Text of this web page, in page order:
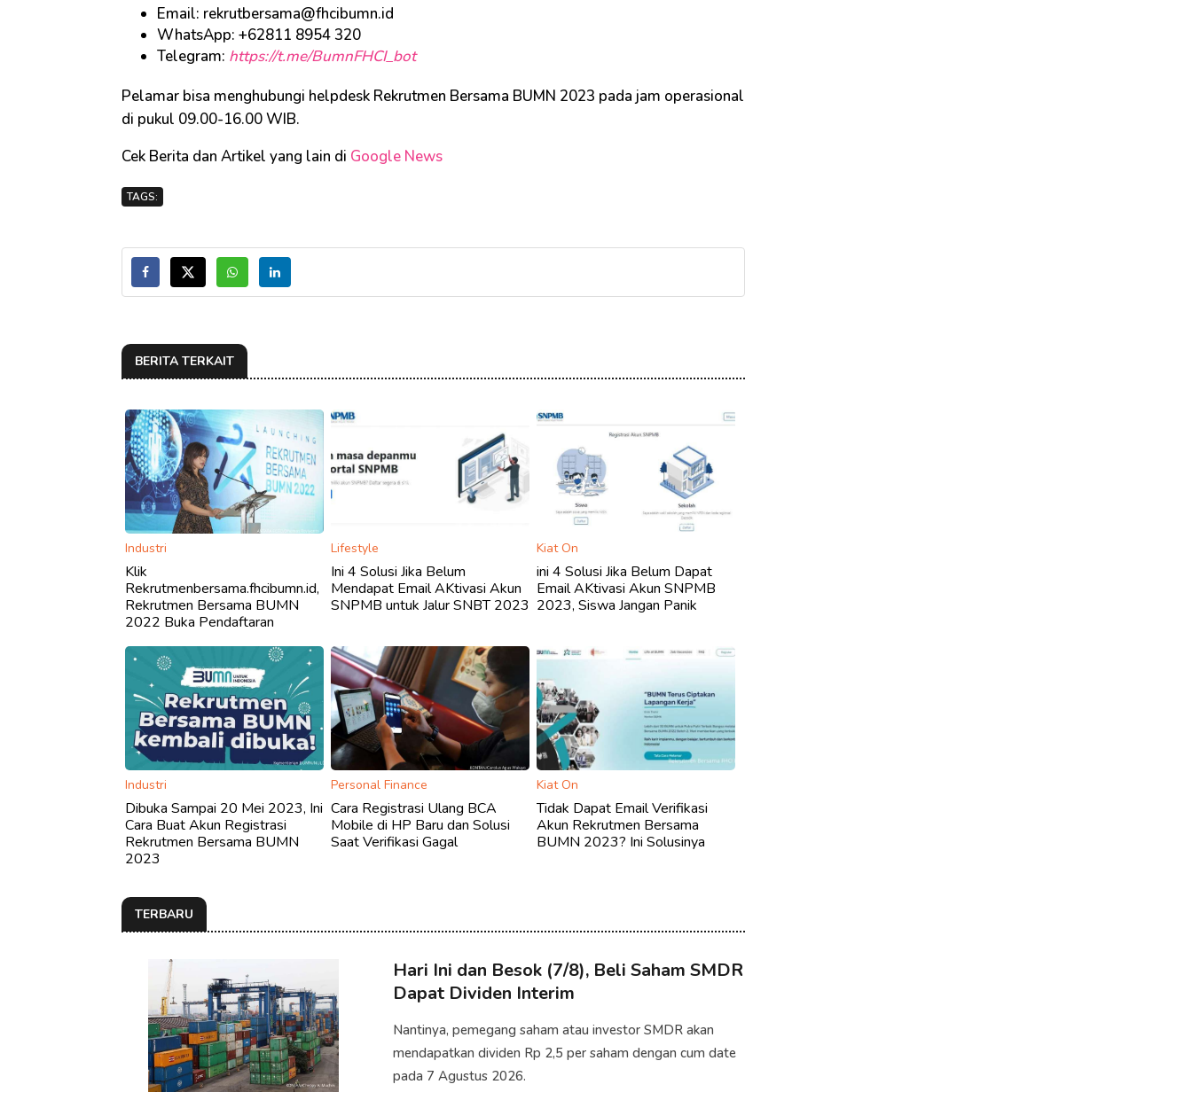
Email: rekrutbersama@fhcibumn.id
WhatsApp: +62811 8954 320
Telegram: https://t.me/BumnFHCI_bot
Pelamar bisa menghubungi helpdesk Rekrutmen Bersama BUMN 2023 pada jam operasional
di pukul 09.00-16.00 WIB.
Cek Berita dan Artikel yang lain di Google News
TAGS:
BERITA TERKAIT
Industri
Klik
Rekrutmenbersama.fhcibumn.id,
Rekrutmen Bersama BUMN
2022 Buka Pendaftaran
Lifestyle
Ini 4 Solusi Jika Belum
Mendapat Email AKtivasi Akun
SNPMB untuk Jalur SNBT 2023
Kiat On
ini 4 Solusi Jika Belum Dapat
Email AKtivasi Akun SNPMB
2023, Siswa Jangan Panik
Industri
Dibuka Sampai 20 Mei 2023, Ini
Cara Buat Akun Registrasi
Rekrutmen Bersama BUMN
2023
Personal Finance
Cara Registrasi Ulang BCA
Mobile di HP Baru dan Solusi
Saat Verifikasi Gagal
Kiat On
Tidak Dapat Email Verifikasi
Akun Rekrutmen Bersama
BUMN 2023? Ini Solusinya
TERBARU
Hari Ini dan Besok (7/8), Beli Saham SMDR
Dapat Dividen Interim
Nantinya, pemegang saham atau investor SMDR akan
mendapatkan dividen Rp 2,5 per saham dengan cum date
pada 7 Agustus 2026.